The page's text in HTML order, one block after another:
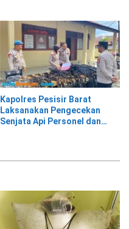
Kapolres Pesisir Barat
Laksanakan Pengecekan
Senjata Api Personel dan